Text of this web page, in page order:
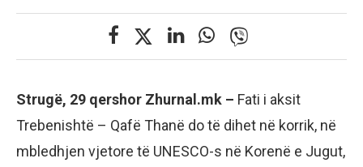
Strugë, 29 qershor Zhurnal.mk – Fati i aksit
Trebenishtë – Qafë Thanë do të dihet në korrik, në
mbledhjen vjetore të UNESCO-s në Korenë e Jugut,